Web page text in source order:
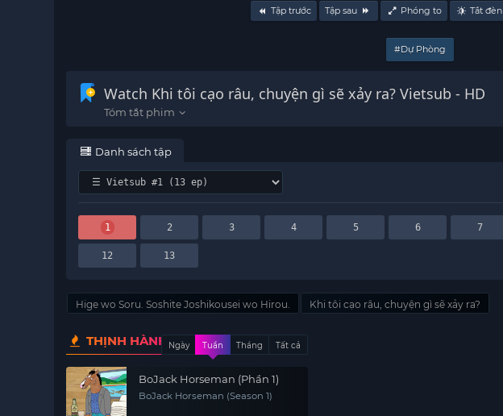
Tập trước Tập sau Phóng to Tắt đèn
#Dự Phòng
Watch Khi tôi cạo râu, chuyện gì sẽ xảy ra? Vietsub - HD
Danh sách tập
1 2 3 4 5 6 7
12 13
Hige wo Soru. Soshite Joshikousei wo Hirou. Khi tôi cạo râu, chuyện gì sẽ xảy ra?
THỊNH HÀNH Ngày Tuần Tháng Tất cả
BoJack Horseman (Phần 1)
BoJack Horseman (Season 1)